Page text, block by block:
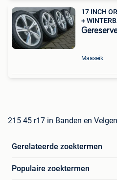
17 INCH
+
Maaseik
215 45 r17 in Banden en Velgen
Gerelateerde zoektermen
Populaire zoektermen